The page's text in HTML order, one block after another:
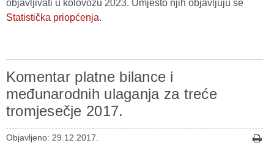
objavljivati u kolovozu 2023. Umjesto njih objavljuju se
Statistička priopćenja.
Komentar platne bilance i
međunarodnih ulaganja za treće
tromjesečje 2017.
Objavljeno: 29.12.2017.